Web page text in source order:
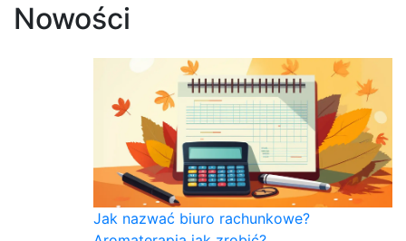
Nowości
Jak nazwać biuro rachunkowe?